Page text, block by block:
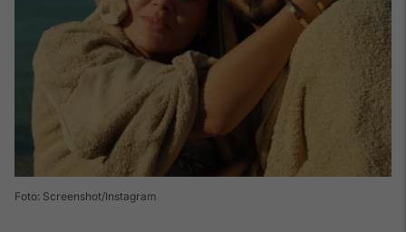
Foto: Screenshot/Instagram